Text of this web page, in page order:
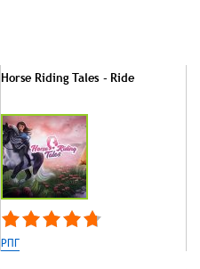
Horse Riding Tales - Ride
РПГ